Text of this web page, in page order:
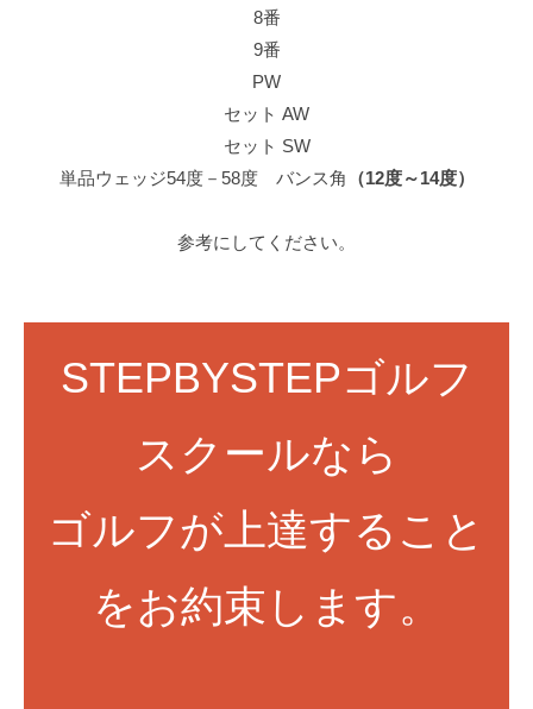
8番
9番
PW
セット AW
セット SW
単品ウェッジ54度－58度 バンス角 （12度～14度）
参考にしてください。
STEPBYSTEPゴルフ
スクールなら
ゴルフが上達すること
をお約束します。